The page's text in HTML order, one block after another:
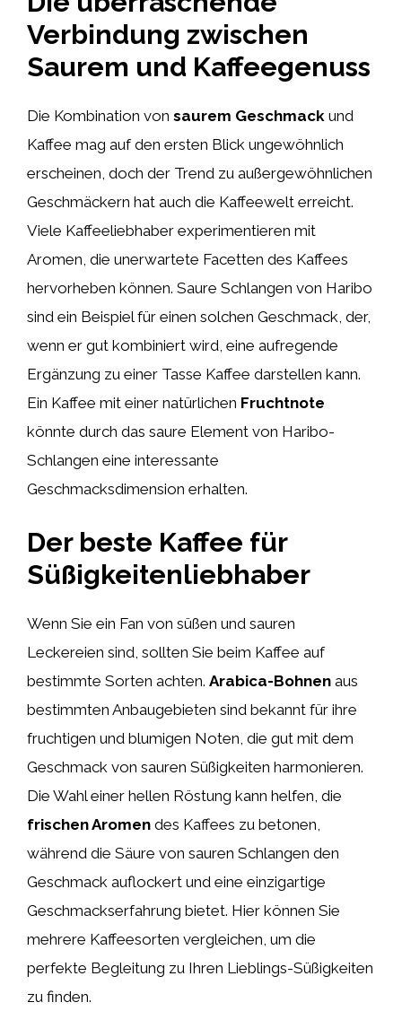
Verbindung zwischen
Saurem und Kaffeegenuss
Die Kombination von saurem Geschmack und
Kaffee mag auf den ersten Blick ungewöhnlich
erscheinen, doch der Trend zu außergewöhnlichen
Geschmäckern hat auch die Kaffeewelt erreicht.
Viele Kaffeeliebhaber experimentieren mit
Aromen, die unerwartete Facetten des Kaffees
hervorheben können. Saure Schlangen von Haribo
sind ein Beispiel für einen solchen Geschmack, der,
wenn er gut kombiniert wird, eine aufregende
Ergänzung zu einer Tasse Kaffee darstellen kann.
Ein Kaffee mit einer natürlichen Fruchtnote
könnte durch das saure Element von Haribo-
Schlangen eine interessante
Geschmacksdimension erhalten.
Der beste Kaffee für
Süßigkeitenliebhaber
Wenn Sie ein Fan von süßen und sauren
Leckereien sind, sollten Sie beim Kaffee auf
bestimmte Sorten achten. Arabica-Bohnen aus
bestimmten Anbaugebieten sind bekannt für ihre
fruchtigen und blumigen Noten, die gut mit dem
Geschmack von sauren Süßigkeiten harmonieren.
Die Wahl einer hellen Röstung kann helfen, die
frischen Aromen des Kaffees zu betonen,
während die Säure von sauren Schlangen den
Geschmack auflockert und eine einzigartige
Geschmackserfahrung bietet. Hier können Sie
mehrere Kaffeesorten vergleichen, um die
perfekte Begleitung zu Ihren Lieblings-Süßigkeiten
zu finden.